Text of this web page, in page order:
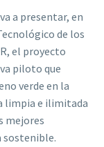
a presentar, en
de los
el proyecto
piloto que
verde en la
limpia e ilimitada
mejores
sostenible.